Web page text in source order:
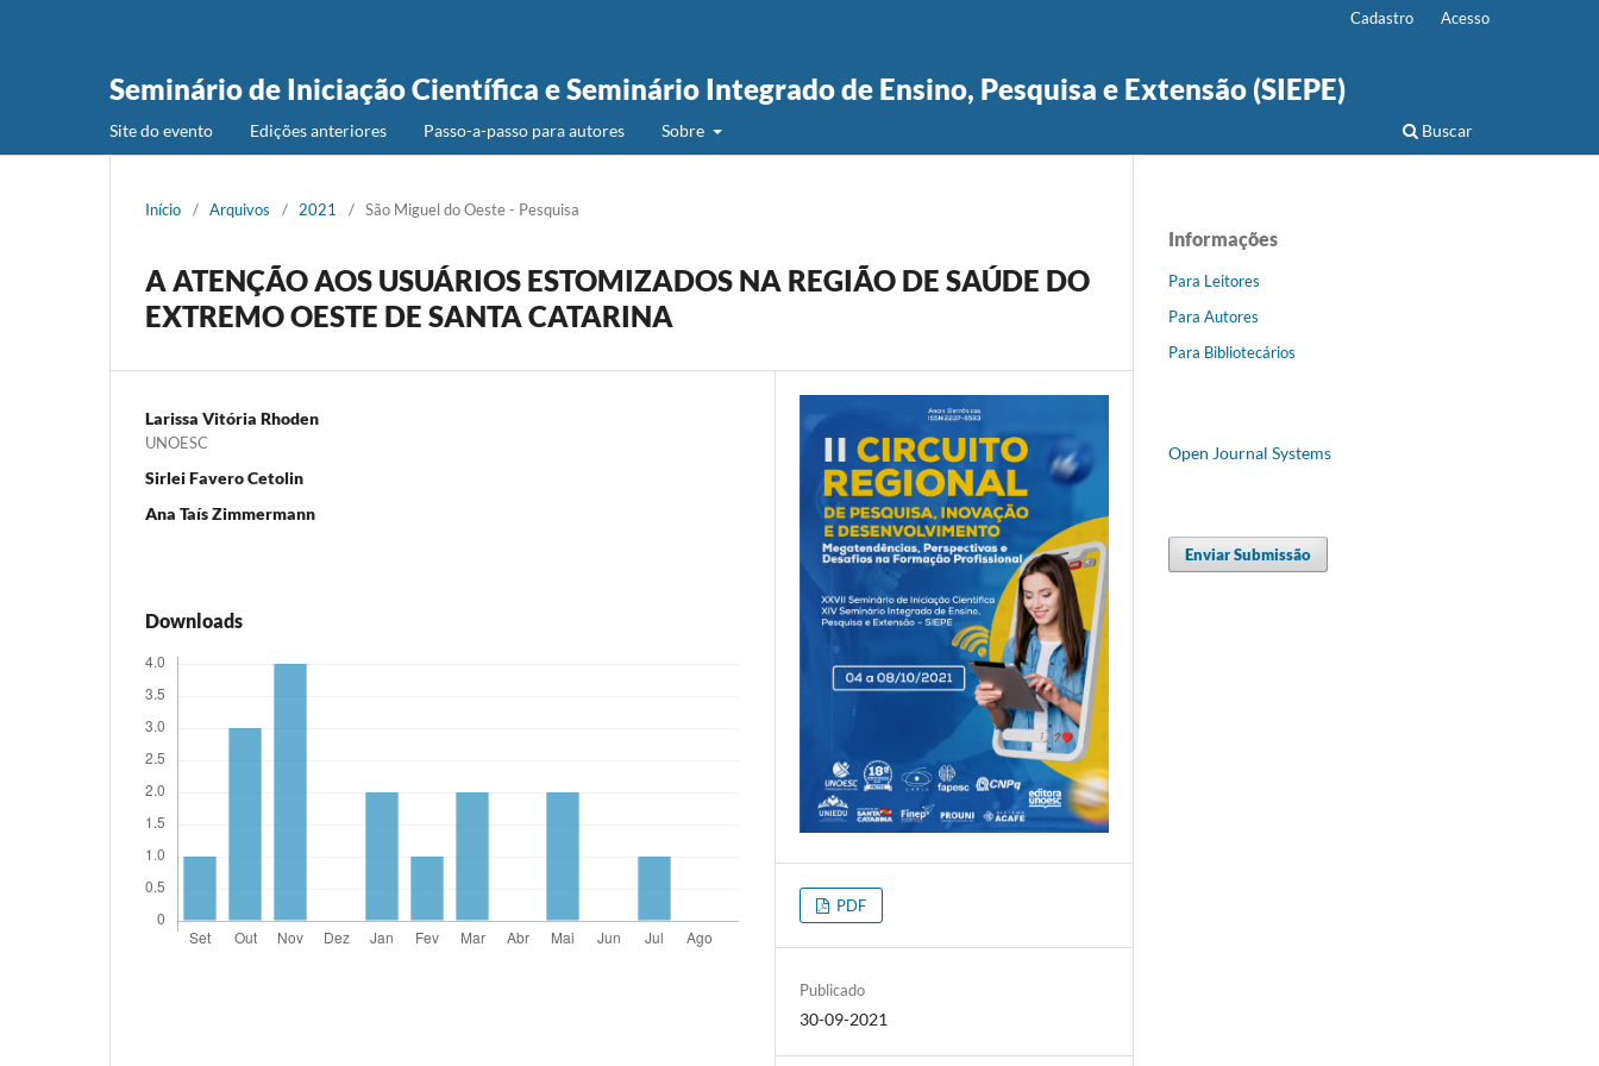
Seminário de Iniciação Científica e Seminário Integrado de Ensino, Pesquisa e Extensão (SIEPE)
Site do evento Edições anteriores Passo-a-passo para autores Sobre Buscar
Cadastro Acesso
Início / Arquivos / 2021 / São Miguel do Oeste - Pesquisa
A ATENÇÃO AOS USUÁRIOS ESTOMIZADOS NA REGIÃO DE SAÚDE DO
EXTREMO OESTE DE SANTA CATARINA
Larissa Vitória Rhoden
UNOESC
Sirlei Favero Cetolin
Ana Taís Zimmermann
Downloads
PDF
Publicado
30-09-2021
Informações
Para Leitores
Para Autores
Para Bibliotecários
Open Journal Systems
Enviar Submissão